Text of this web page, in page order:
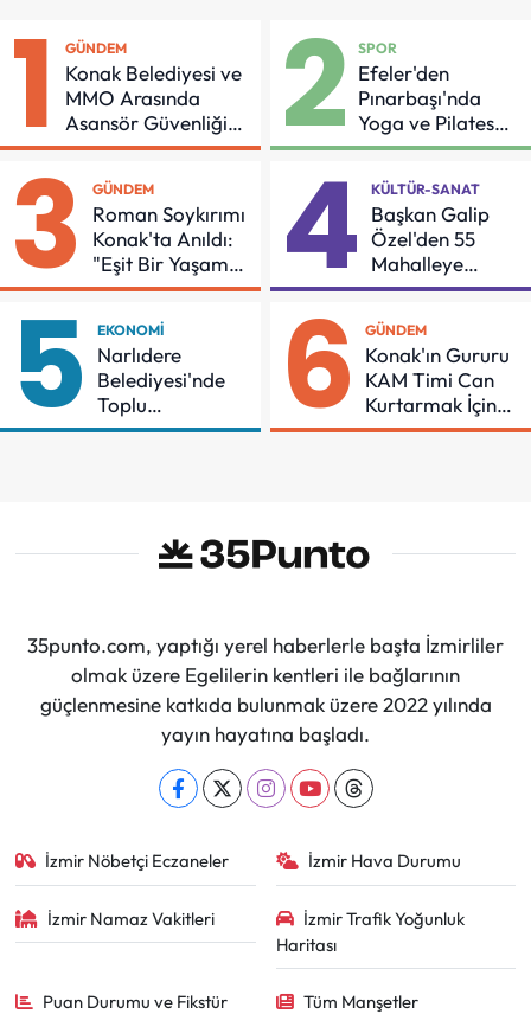
1 GÜNDEM
Konak Belediyesi ve
MMO Arasında
Asansör Güvenliği
İçin Önemli Protokol
2 SPOR
Efeler'den
Pınarbaşı'nda
Yoga ve Pilates
Buluşması
3 GÜNDEM
Roman Soykırımı
Konak'ta Anıldı:
"Eşit Bir Yaşam
İçin Mücadeleyi
4 KÜLTÜR-SANAT
Başkan Galip
Özel'den 55
Mahalleye
Çocuk Şenliği
5 EKONOMI
Narlıdere
Belediyesi'nde
Toplu
Sözleşmeye
6 GÜNDEM
Konak'ın Gururu
KAM Timi Can
Kurtarmak İçin
Demir Aldı
35punto.com, yaptığı yerel haberlerle başta İzmirliler
olmak üzere Egelilerin kentleri ile bağlarının
güçlenmesine katkıda bulunmak üzere 2022 yılında
yayın hayatına başladı.
İzmir Nöbetçi Eczaneler İzmir Hava Durumu
İzmir Namaz Vakitleri
İzmir Trafik Yoğunluk
Haritası
Puan Durumu ve Fikstür Tüm Manşetler